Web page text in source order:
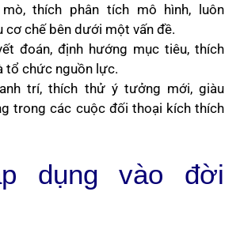
thích phân tích mô hình, luôn
cơ chế bên dưới một vấn đề.
đoán, định hướng mục tiêu, thích
tổ chức nguồn lực.
trí, thích thử ý tưởng mới, giàu
trong các cuộc đối thoại kích thích
dụng vào đời